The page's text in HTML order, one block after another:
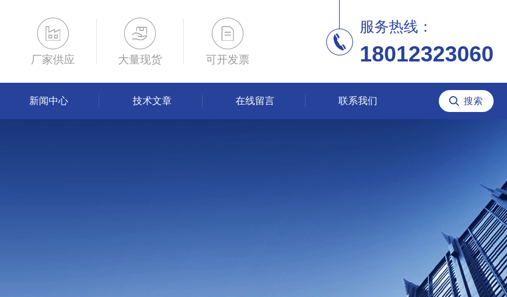
厂家供应 大量现货 可开发票
服务热线：
18012323060
新闻中心 技术文章 在线留言 联系我们